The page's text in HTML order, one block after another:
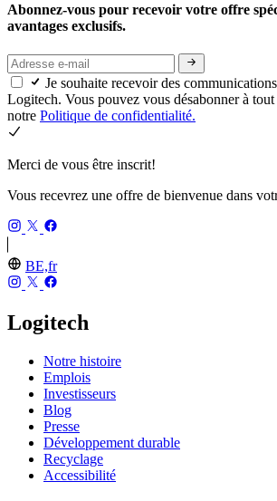
Abonnez-vous pour recevoir votre offre
avantages exclusifs.
Je souhaite recevoir des
Logitech. Vous pouvez vous désabonner à
notre Politique de confidentialité.
Merci de vous être inscrit!
Vous recevrez une offre de bienvenue dans
BE,fr
Logitech
Notre histoire
Emplois
Investisseurs
Blog
Presse
Développement durable
Recyclage
Accessibilité